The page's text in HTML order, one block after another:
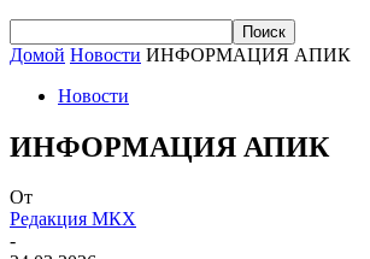
Домой Новости ИНФОРМАЦИЯ АПИК
Новости
ИНФОРМАЦИЯ АПИК
От
Редакция МКХ
-